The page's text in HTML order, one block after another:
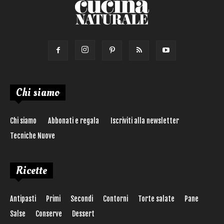
Chi siamo
Chi siamo Abbonati e regala
Iscriviti alla newsletter
Tecniche Nuove
Ricette
Antipasti Primi Secondi Contorni Torte salate
Pane
Salse
Conserve Dessert